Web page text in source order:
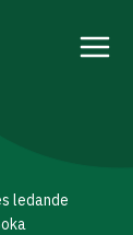
ledande